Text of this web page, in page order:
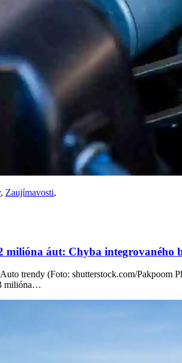
, Zaujímavosti,
milióna áut: Chyba integrovaného
trendy (Foto: shutterstock.com/Pakpoom
milióna…